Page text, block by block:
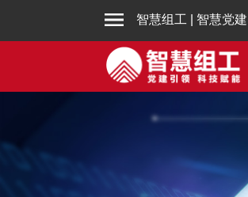
智慧组工 智慧党建